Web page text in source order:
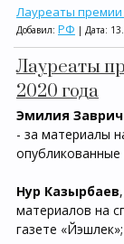
Лауреаты
Добавил: РФ | Дата:
Лауреаты
2020 года
Эмилия
- за материалы
Нур Казырбаев
материалов на
газете «Йэшлек»;